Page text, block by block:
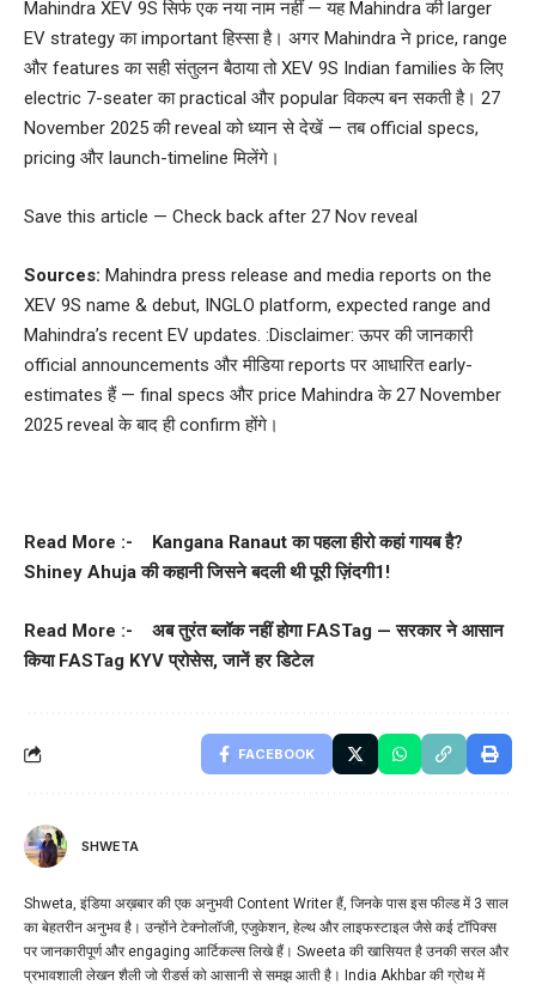
Mahindra XEV 9S सिर्फ एक नया नाम नहीं — यह Mahindra की larger
EV strategy का important हिस्सा है। अगर Mahindra ने price, range
और features का सही संतुलन बैठाया तो XEV 9S Indian families के लिए
electric 7-seater का practical और popular विकल्प बन सकती है। 27
November 2025 की reveal को ध्यान से देखें — तब official specs,
pricing और launch-timeline मिलेंगे।
Save this article — Check back after 27 Nov reveal
Sources: Mahindra press release and media reports on the
XEV 9S name & debut, INGLO platform, expected range and
Mahindra’s recent EV updates. :Disclaimer: ऊपर की जानकारी
official announcements और मीडिया reports पर आधारित early-
estimates हैं — final specs और price Mahindra के 27 November
2025 reveal के बाद ही confirm होंगे।
Read More :- Kangana Ranaut का पहला हीरो कहां गायब है?
Shiney Ahuja की कहानी जिसने बदली थी पूरी ज़िंदगी1!
Read More :- अब तुरंत ब्लॉक नहीं होगा FASTag — सरकार ने आसान
किया FASTag KYV प्रोसेस, जानें हर डिटेल
FACEBOOK
SHWETA
Shweta, इंडिया अख़बार की एक अनुभवी Content Writer हैं, जिनके पास इस फील्ड में 3 साल
का बेहतरीन अनुभव है। उन्होंने टेक्नोलॉजी, एजुकेशन, हेल्थ और लाइफस्टाइल जैसे कई टॉपिक्स
पर जानकारीपूर्ण और engaging आर्टिकल्स लिखे हैं। Sweeta की खासियत है उनकी सरल और
प्रभावशाली लेखन शैली जो रीडर्स को आसानी से समझ आती है। India Akhbar की ग्रोथ में